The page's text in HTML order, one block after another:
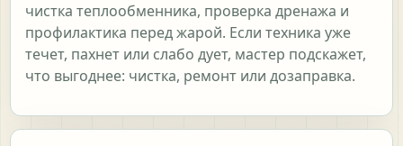
чистка теплообменника, проверка дренажа и
профилактика перед жарой. Если техника уже
течет, пахнет или слабо дует, мастер подскажет,
что выгоднее: чистка, ремонт или дозаправка.